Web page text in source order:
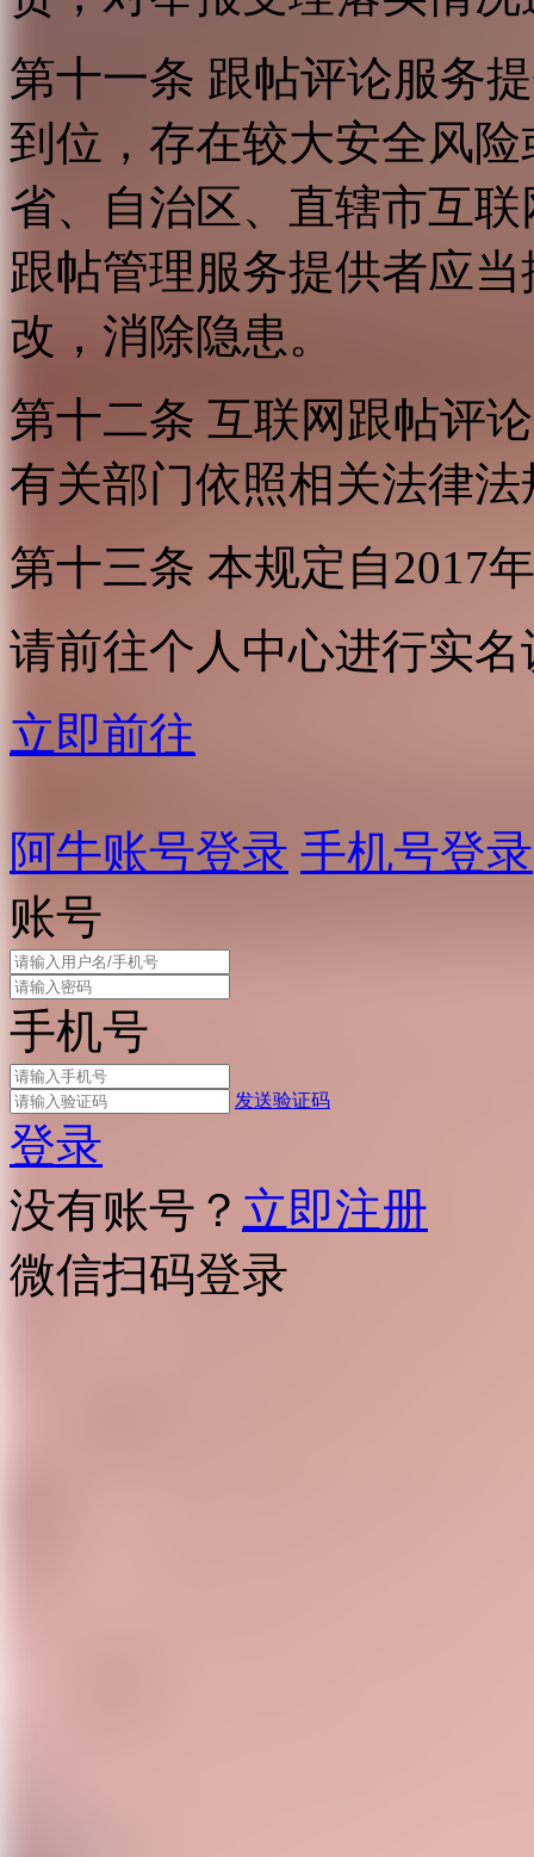
第十一条 跟帖评论服务
到位，存在较大安全风
省、自治区、直辖市互
跟帖管理服务提供者应
改，消除隐患。
第十二条 互联网跟帖评
有关部门依照相关法律
第十三条 本规定自2017
请前往个人中心进行实名
立即前往
阿牛账号登录 手机号登录
账号
手机号
发送验证码
登录
没有账号？ 立即注册
微信扫码登录